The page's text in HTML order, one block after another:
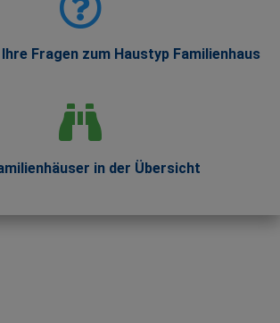
Fragen zum Haustyp Familienhaus
in der Übersicht